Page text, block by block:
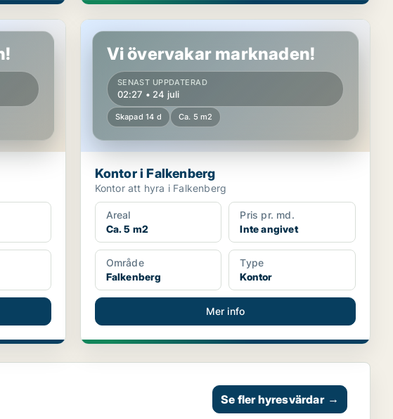
Kontor i Falkenberg
Vi övervakar marknaden!
SENAST UPPDATERAD
02:27 • 24 juli
Skapad 14 d Ca. 5 m2
Kontor i Falkenberg
Kontor att hyra i Falkenberg
Areal
Ca. 5 m2
Pris pr. md.
Inte angivet
Område
Falkenberg
Type
Kontor
Mer info
Se fler hyresvärdar →